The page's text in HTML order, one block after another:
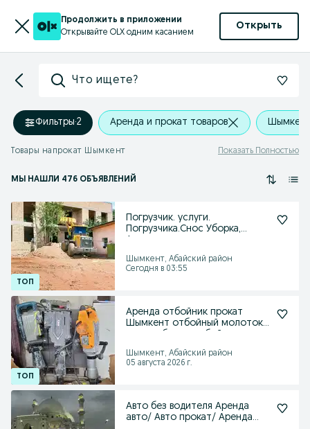
Продолжить в приложении
Открывайте OLX одним касанием
Открыть
Что ищете?
Фильтры·2 Аренда и прокат товаров
Товары напрокат Шымкент Показать Полностью
МЫ НАШЛИ 476 ОБЪЯВЛЕНИЙ
Погрузчик. услуги.
Погрузчика.Снос Уборка,
Шымкент, Абайский район
Сегодня в 03:55
Аренда отбойник прокат
Шымкент отбойный молоток
Шымкент, Абайский район
05 августа 2026 г.
Авто без водителя Аренда
авто/ Авто прокат/ Аренда